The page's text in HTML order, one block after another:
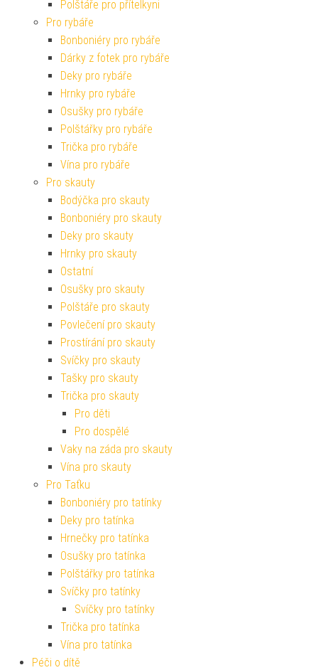
Polštáře pro přítelkyni
Pro rybáře
Bonboniéry pro rybáře
Dárky z fotek pro rybáře
Deky pro rybáře
Hrnky pro rybáře
Osušky pro rybáře
Polštářky pro rybáře
Trička pro rybáře
Vína pro rybáře
Pro skauty
Bodýčka pro skauty
Bonboniéry pro skauty
Deky pro skauty
Hrnky pro skauty
Ostatní
Osušky pro skauty
Polštáře pro skauty
Povlečení pro skauty
Prostírání pro skauty
Svíčky pro skauty
Tašky pro skauty
Trička pro skauty
Pro děti
Pro dospělé
Vaky na záda pro skauty
Vína pro skauty
Pro Taťku
Bonboniéry pro tatínky
Deky pro tatínka
Hrnečky pro tatínka
Osušky pro tatínka
Polštářky pro tatínka
Svíčky pro tatínky
Svíčky pro tatínky
Trička pro tatínka
Vína pro tatínka
Péči o dítě